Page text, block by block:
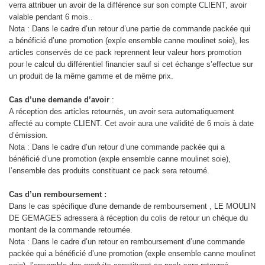
verra attribuer un avoir de la différence sur son compte CLIENT, avoir
valable pendant 6 mois..
Nota : Dans le cadre d’un retour d’une partie de commande packée qui
a bénéficié d’une promotion (exple ensemble canne moulinet soie), les
articles conservés de ce pack reprennent leur valeur hors promotion
pour le calcul du différentiel financier sauf si cet échange s’effectue sur
un produit de la même gamme et de même prix.
Cas d’une demande d’avoir :
A réception des articles retournés, un avoir sera automatiquement
affecté au compte CLIENT. Cet avoir aura une validité de 6 mois à date
d’émission.
Nota : Dans le cadre d’un retour d’une commande packée qui a
bénéficié d’une promotion (exple ensemble canne moulinet soie),
l’ensemble des produits constituant ce pack sera retourné.
Cas d’un remboursement :
Dans le cas spécifique d'une demande de remboursement , LE MOULIN
DE GEMAGES adressera à réception du colis de retour un chèque du
montant de la commande retournée.
Nota : Dans le cadre d’un retour en remboursement d’une commande
packée qui a bénéficié d’une promotion (exple ensemble canne moulinet